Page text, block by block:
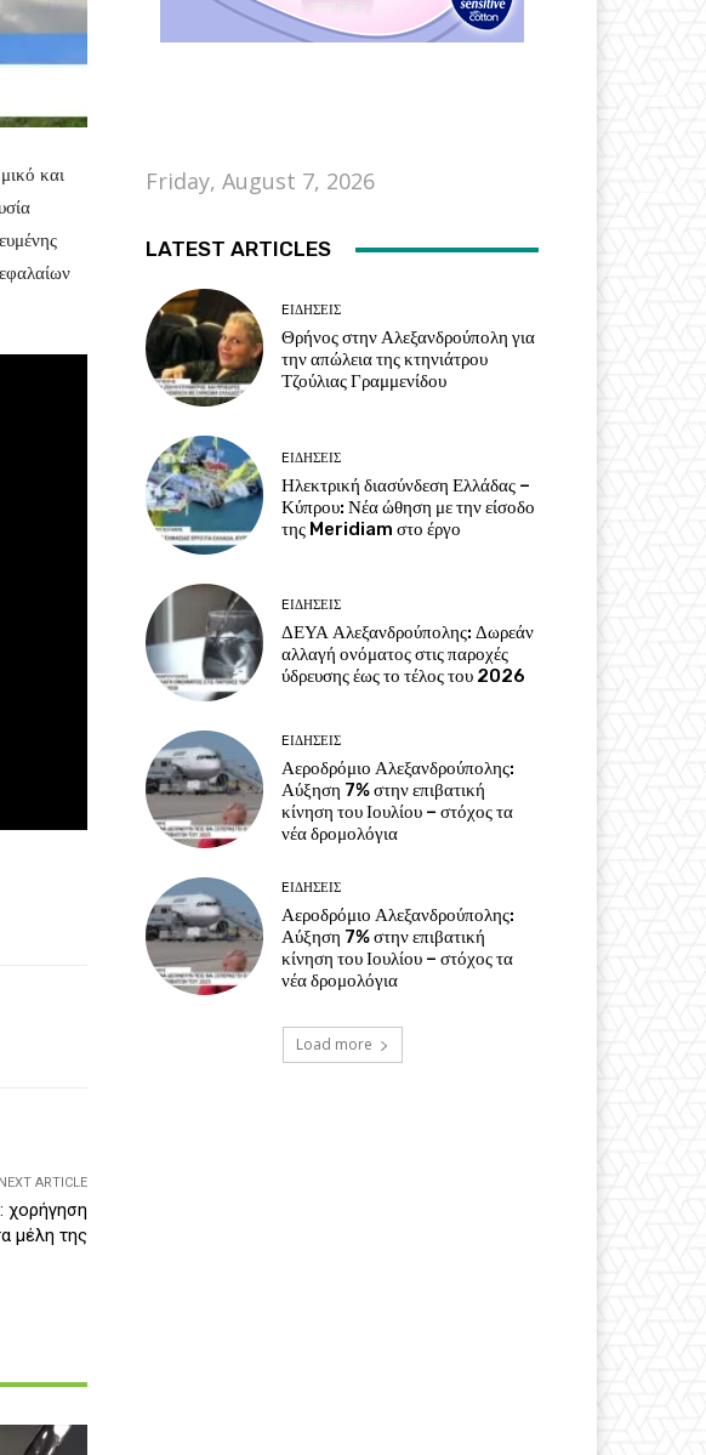
και
NEXT ARTICLE
μέλη της
Friday, August 7, 2026
LATEST ARTICLES
EΙΔΗΣΕΙΣ
Θρήνος στην Αλεξανδρούπολη για
την απώλεια της κτηνιάτρου
Τζούλιας Γραμμενίδου
EΙΔΗΣΕΙΣ
Ηλεκτρική διασύνδεση Ελλάδας –
Κύπρου: Νέα ώθηση με την είσοδο
της Meridiam στο έργο
EΙΔΗΣΕΙΣ
ΔΕΥΑ Αλεξανδρούπολης: Δωρεάν
αλλαγή ονόματος στις παροχές
ύδρευσης έως το τέλος του 2026
EΙΔΗΣΕΙΣ
Αεροδρόμιο Αλεξανδρούπολης:
Αύξηση 7% στην επιβατική
κίνηση του Ιουλίου – στόχος τα
νέα δρομολόγια
EΙΔΗΣΕΙΣ
Αεροδρόμιο Αλεξανδρούπολης:
Αύξηση 7% στην επιβατική
κίνηση του Ιουλίου – στόχος τα
νέα δρομολόγια
Load more